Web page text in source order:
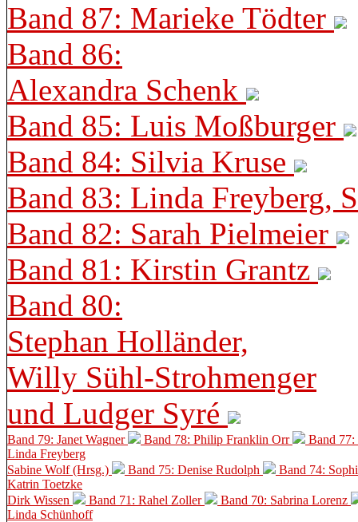
Band 87: Marieke Tödter
Band 86:
Alexandra Schenk
Band 85: Luis Moßburger
Band 84: Silvia Kruse
Band 83: Linda Freyberg,
Band 82: Sarah Pielmeier
Band 81: Kirstin Grantz
Band 80:
Stephan Holländer,
Willy Sühl-Strohmenger
und Ludger Syré
Band 79: Janet Wagner Band 78: Philip Franklin Orr
Band
Linda Freyberg
Sabine Wolf (Hrsg.)
Band 75: Denise Rudolph
Band 74:
Katrin Toetzke
Dirk Wissen
Band 71: Rahel Zoller
Band 70: Sabrina Lorenz
Linda Schünhoff